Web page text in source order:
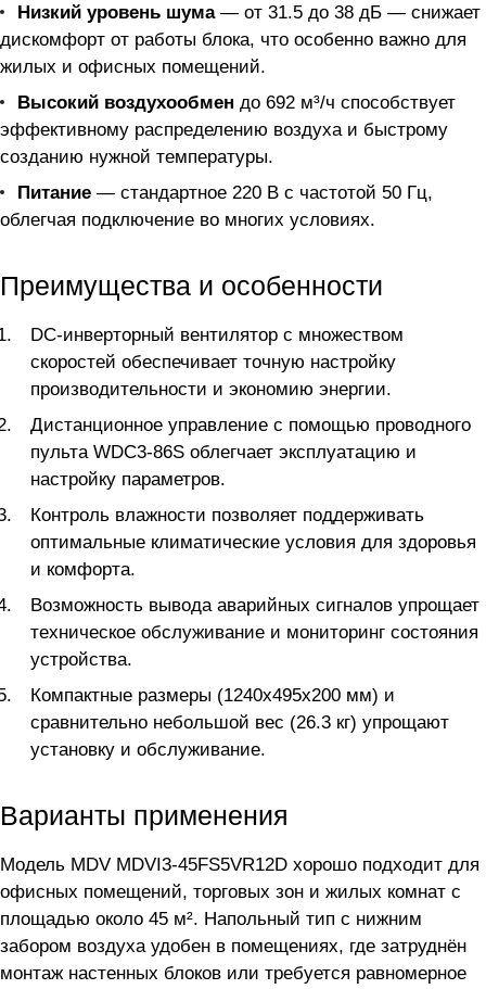
Низкий уровень шума— от 31.5 до 38 дБ — снижает
дискомфорт от работы блока, что особенно важно для
жилых и офисных помещений.
Высокий воздухообмен до 692 м³/ч способствует
эффективному распределению воздуха и быстрому
созданию нужной температуры.
Питание — стандартное 220 В с частотой 50 Гц,
облегчая подключение во многих условиях.
Преимущества и особенности
DC-инверторный вентилятор с множеством
скоростей обеспечивает точную настройку
производительности и экономию энергии.
Дистанционное управление с помощью проводного
пульта WDC3-86S облегчает эксплуатацию и
настройку параметров.
Контроль влажности позволяет поддерживать
оптимальные климатические условия для здоровья
и комфорта.
Возможность вывода аварийных сигналов упрощает
техническое обслуживание и мониторинг состояния
устройства.
Компактные размеры (1240x495x200 мм) и
сравнительно небольшой вес (26.3 кг) упрощают
установку и обслуживание.
Варианты применения
Модель MDV MDVI3-45FS5VR12D хорошо подходит для
офисных помещений, торговых зон и жилых комнат с
площадью около 45 м². Напольный тип с нижним
забором воздуха удобен в помещениях, где затруднён
монтаж настенных блоков или требуется равномерное